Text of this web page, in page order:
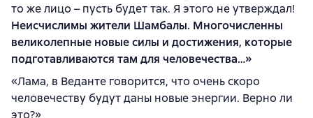
то же лицо – пусть будет так. Я этого не утверждал!
Неисчислимы жители Шамбалы. Многочисленны
великолепные новые силы и достижения, которые
подготавливаются там для человечества…»
«Лама, в Веданте говорится, что очень скоро
человечеству будут даны новые энергии. Верно ли
это?»